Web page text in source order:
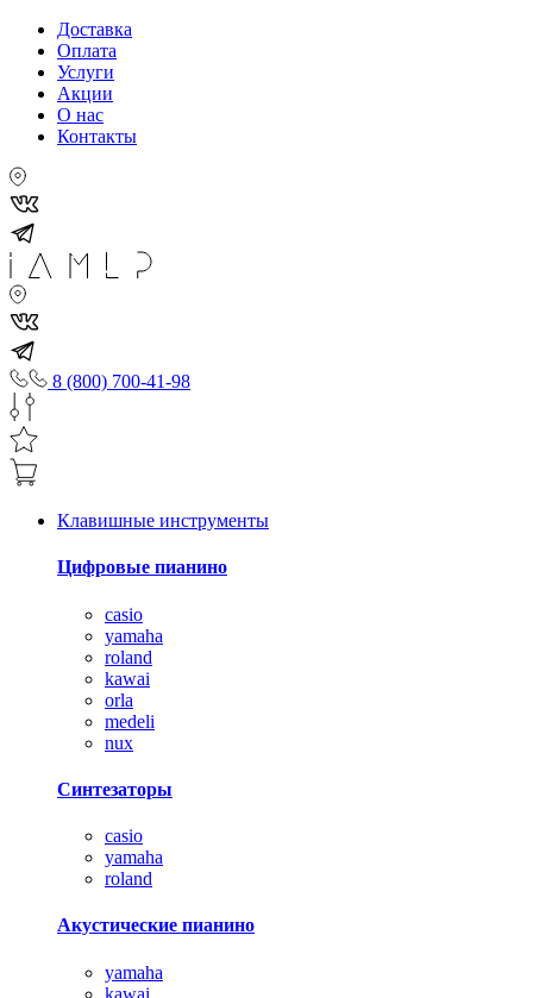
Доставка
Оплата
Услуги
Акции
О нас
Контакты
8 (800) 700-41-98
Клавишные инструменты
Цифровые пианино
casio
yamaha
roland
kawai
orla
medeli
nux
Синтезаторы
casio
yamaha
roland
Акустические пианино
yamaha
kawai